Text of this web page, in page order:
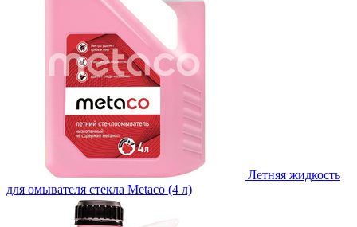
Летняя жидкость
для омывателя стекла Metaco (4 л)